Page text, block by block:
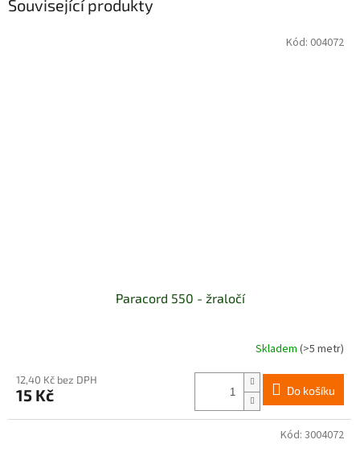
Související produkty
Paracord 550 - žraločí
Skladem (>5 metr)
12,40 Kč bez DPH
15 Kč Do košíku
Kód: 004072
Kód: 3004072